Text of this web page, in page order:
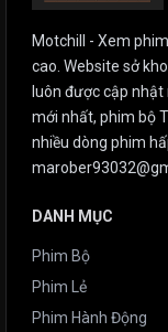
Motchill - Xem
cao. Website sở
luôn được cập
mới nhất, phim bộ
nhiều dòng phim
DANH MỤC
Phim Bộ
Phim Lẻ
Phim Hành Động